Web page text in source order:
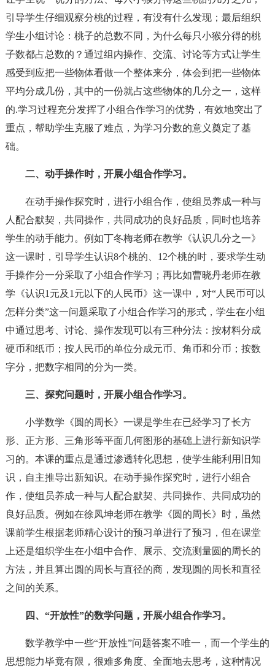
引导学生仔细观察分桃的过程，有没有什么发现；最后组织
学生小组讨论：桃子的总数不同，为什么每只小猴分得的桃
子数都占总数的？通过组内操作、交流、讨论等方式让学生
感受到应把一些物体看做一个整体来分，体会到把一些物体
平均分成几份，其中的一份就占这些物体的几分之一，这样
的.学习过程充分发挥了小组合作学习的优势，有效地突出了
重点，帮助学生克服了难点，为学习分数的意义奠定了基
础。
二、动手操作时，开展小组合作学习。
在动手操作探究时，进行小组合作，使组员养成一种与
人配合默契，共同操作，共同成功的良好品质，同时也培养
学生的动手能力。例如丁冬梅老师在教学《认识几分之一》
这一课时，引导学生认识8个桃的、12个桃的时，要求学生动
手操作分一分采取了小组合作学习；再比如曹晓丹老师在教
学《认识1元及1元以下的人民币》这一课中，对“人民币可以
怎样分类”这一问题采取了小组合作学习的形式，学生在小组
中通过思考、讨论、操作发现可以有三种分法：按材料分成
硬币和纸币；按人民币的单位分成元币、角币和分币；按数
字分，把数字相同的分为一类。
三、探究问题时，开展小组合作学习。
小学数学《圆的周长》一课是学生在已经学习了长方
形、正方形、三角形等平面几何图形的基础上进行新知识学
习的。本课的重点是通过渗透转化思想，使学生能利用旧知
识，自主推导出新知识。在动手操作探究时，进行小组合
作，使组员养成一种与人配合默契、共同操作、共同成功的
良好品质。例如在徐凤坤老师在教学《圆的周长》时，虽然
课前学生根据老师精心设计的预习单进行了预习，但在课堂
上还是组织学生在小组中合作、展示、交流测量圆的周长的
方法，并且算出圆的周长与直径的商，发现圆的周长和直径
之间的关系。
四、“开放性”的数学问题，开展小组合作学习。
数学教学中一些“开放性”问题答案不唯一，而一个学生的
思想能力毕竟有限，很难多角度、全面地去思考，这种情况